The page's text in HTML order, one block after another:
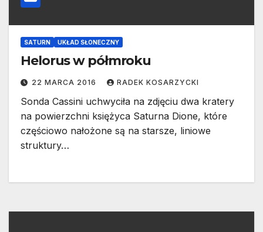
SATURN UKŁAD SŁONECZNY
Helorus w półmroku
22 MARCA 2016 RADEK KOSARZYCKI
Sonda Cassini uchwyciła na zdjęciu dwa kratery
na powierzchni księżyca Saturna Dione, które
częściowo nałożone są na starsze, liniowe
struktury…